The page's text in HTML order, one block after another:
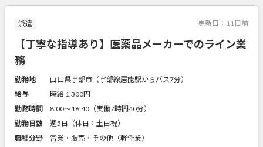
派遣 更新日： 11日前
【丁寧な指導あり】医薬品メーカーでのライン業
務
勤務地
山口県宇部市（宇部線居能駅からバス7分）
給与
時給 1,300円
勤務時間
8:00～16:40（実働7時間40分）
勤務日数
週5日（休日：土日祝）
職種分野
営業・販売・その他（軽作業）